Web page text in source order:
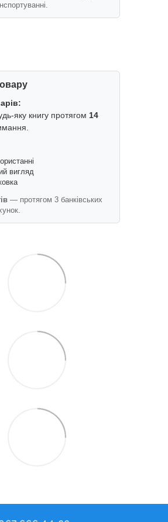
яку книгу протягом 14
вигляд
— протягом 3 банківських